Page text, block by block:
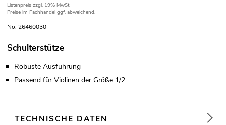
Listenpreis zzgl. 19% MwSt.
Preise im Fachhandel ggf. abweichend.
No. 26460030
Schulterstütze
Robuste Ausführung
Passend für Violinen der Größe 1/2
TECHNISCHE DATEN